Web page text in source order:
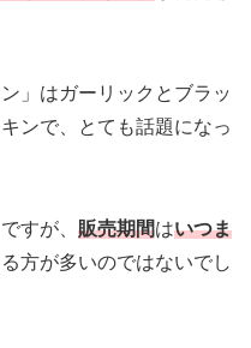
」はガーリックとブラッ
ンで、とても話題になっ
すが、 販売期間はいつま
方が多いのではないでし